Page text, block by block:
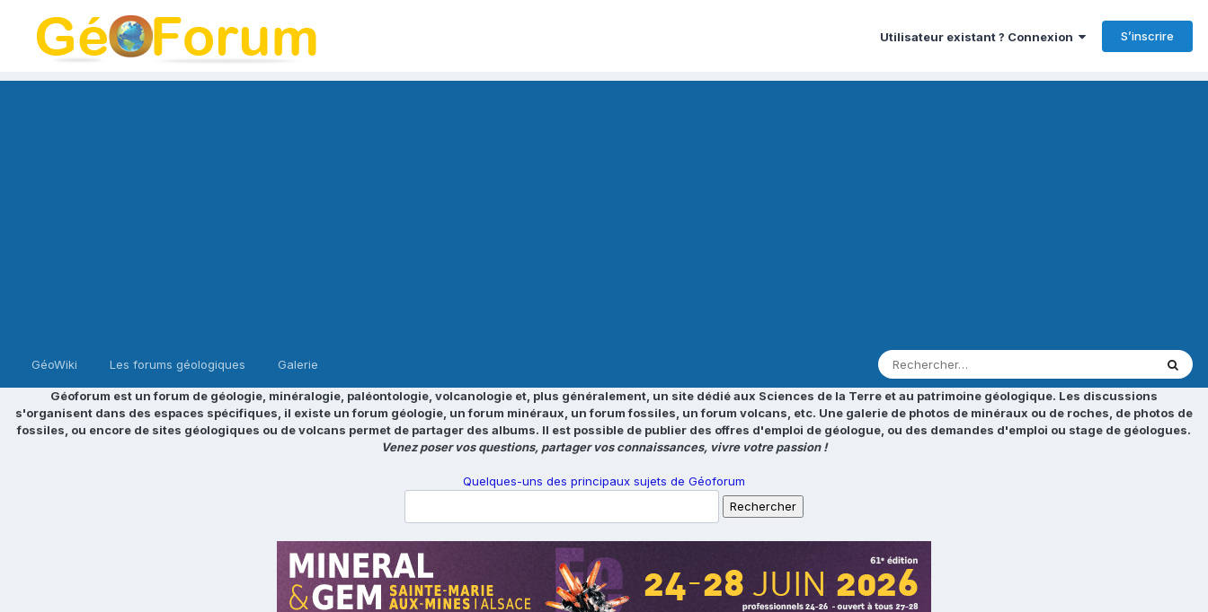
Utilisateur existant ? Connexion S’inscrire
GéoWiki Les forums géologiques Galerie
Géoforum est un forum de géologie, minéralogie, paléontologie, volcanologie et, plus généralement, un site dédié aux Sciences de la Terre et au patrimoine géologique. Les discussions
s'organisent dans des espaces spécifiques, il existe un forum géologie, un forum minéraux, un forum fossiles, un forum volcans, etc. Une galerie de photos de minéraux ou de roches, de photos de
fossiles, ou encore de sites géologiques ou de volcans permet de partager des albums. Il est possible de publier des offres d'emploi de géologue, ou des demandes d'emploi ou stage de géologues.
Venez poser vos questions, partager vos connaissances, vivre votre passion !
Quelques-uns des principaux sujets de Géoforum